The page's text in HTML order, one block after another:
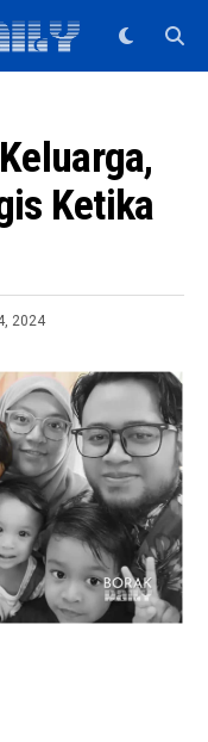
Ketika
2024